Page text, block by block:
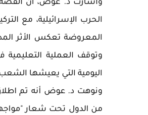
الحرب الإسرائيلية، مع
المعروضة تعكس الأثر
وتوقف العملية
اليومية التي يعيشها
من الدول تحت شعار